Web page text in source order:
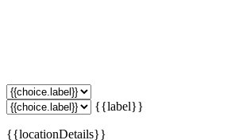
{{label}}
{{locationDetails}}